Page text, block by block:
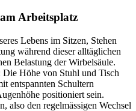
Arbeitsplatz
Lebens im Sitzen, Stehen
während dieser alltäglichen
Belastung der Wirbelsäule.
Höhe von Stuhl und Tisch
entspannten Schultern
positioniert sein.
also den regelmässigen Wechsel